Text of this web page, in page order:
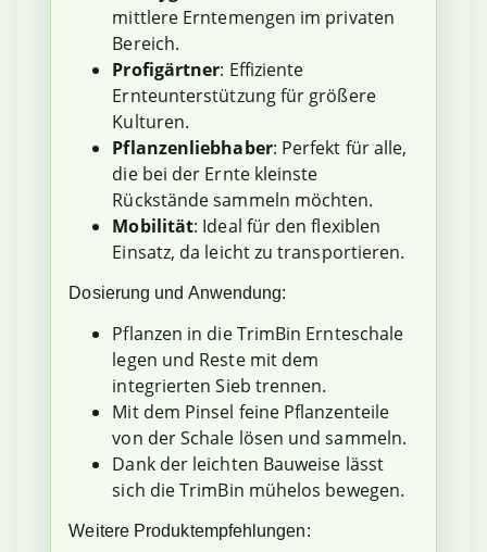
mittlere Erntemengen im privaten
Bereich.
Profigärtner: Effiziente
Ernteunterstützung für größere
Kulturen.
Pflanzenliebhaber: Perfekt für alle,
die bei der Ernte kleinste
Rückstände sammeln möchten.
Mobilität: Ideal für den flexiblen
Einsatz, da leicht zu transportieren.
Dosierung und Anwendung:
Pflanzen in die TrimBin Ernteschale
legen und Reste mit dem
integrierten Sieb trennen.
Mit dem Pinsel feine Pflanzenteile
von der Schale lösen und sammeln.
Dank der leichten Bauweise lässt
sich die TrimBin mühelos bewegen.
Weitere Produktempfehlungen: